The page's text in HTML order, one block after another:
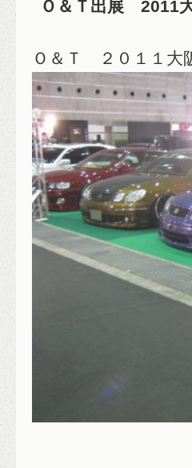
Ｏ＆Ｔ出展 2011
Ｏ＆Ｔ ２０１１